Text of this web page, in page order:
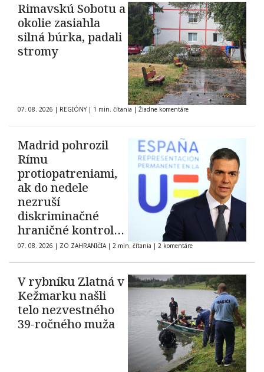
Rimavskú Sobotu a
okolie zasiahla
silná búrka, padali
stromy
07. 08. 2026 | REGIÓNY | 1 min. čítania | Žiadne komentáre
Madrid pohrozil
Rímu
protiopatreniami,
ak do nedele
nezruší
diskriminačné
hraničné kontroly
španielskych
občanov
07. 08. 2026 | ZO ZAHRANIČIA | 2 min. čítania | 2 komentáre
V rybníku Zlatná v
Kežmarku našli
telo nezvestného
39-ročného muža